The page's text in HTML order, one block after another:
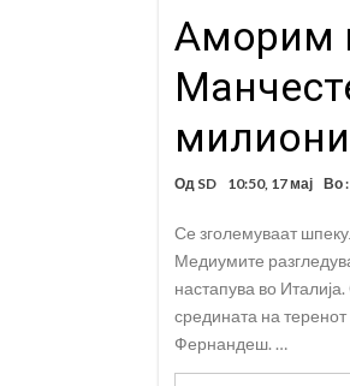
Аморим
Од SD 10:50, 17 мај Во :
Се зголемуваат
Медиумите
настапува во
средината на
Фернандеш. …